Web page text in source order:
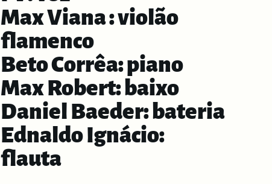
Max Viana : violão
flamenco
Beto Corrêa: piano
Max Robert: baixo
Daniel Baeder: bateria
Ednaldo Ignácio:
flauta